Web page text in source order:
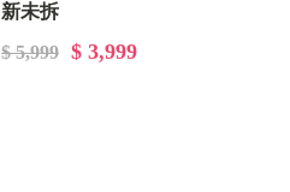
新未拆
$ 5,999 $ 3,999